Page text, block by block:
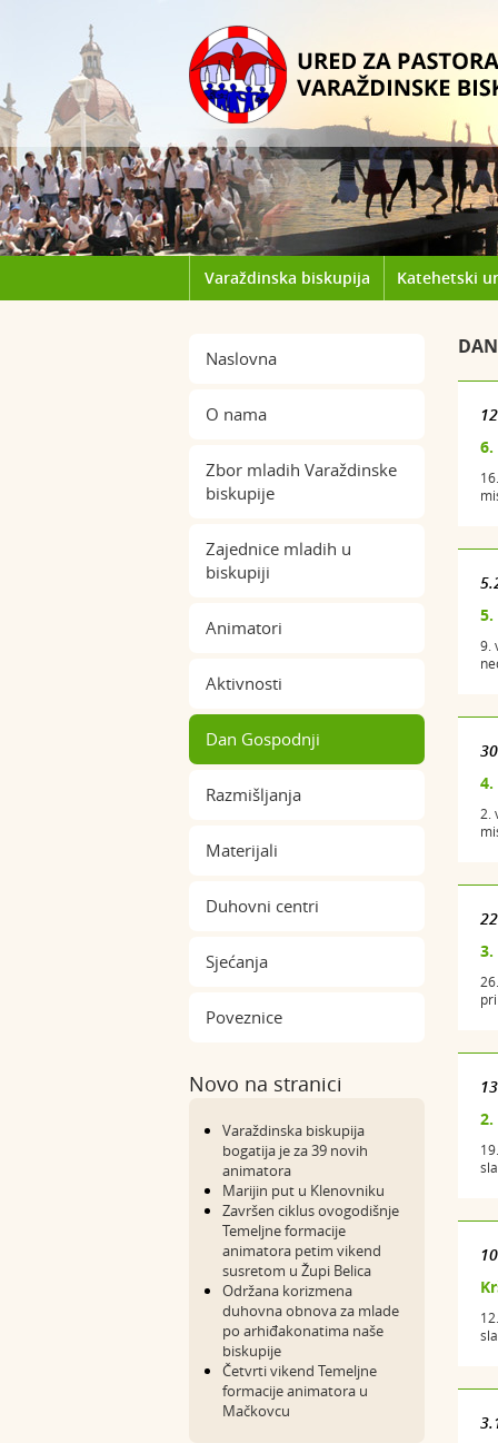
Varaždinska biskupija Katehetski
Naslovna
O nama
Zbor mladih Varaždinske
biskupije
Zajednice mladih u
biskupiji
Animatori
Aktivnosti
Dan Gospodnji
Razmišljanja
Materijali
Duhovni centri
Sjećanja
Poveznice
Novo na stranici
Varaždinska biskupija
bogatija je za 39 novih
animatora
Marijin put u Klenovniku
Završen ciklus ovogodišnje
Temeljne formacije
animatora petim vikend
susretom u Župi Belica
Održana korizmena
duhovna obnova za mlade
po arhiđakonatima naše
biskupije
Četvrti vikend Temeljne
formacije animatora u
Mačkovcu
6.
5.
9.
4.
2.
3.
2.